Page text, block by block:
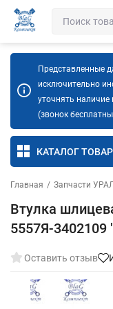
Представленные
исключительно
уточнять наличие
(звонок
КАТАЛОГ
Главная / Запчасти УРАЛ
Втулка
5557Я-
Оставить отзыв